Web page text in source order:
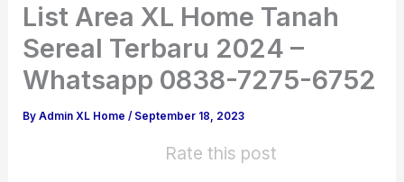
List Area XL Home Tanah
Sereal Terbaru 2024 –
Whatsapp 0838-7275-6752
ByAdmin XL Home/ September 18, 2023
Rate this post